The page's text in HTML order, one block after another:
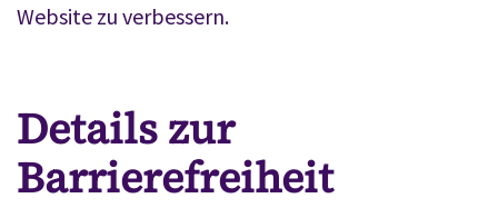
Website zu verbessern.
Details zur
Barrierefreiheit